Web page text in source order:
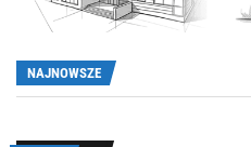
NAJNOWSZE